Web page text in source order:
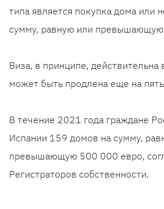
типа является покупка дома или
сумму, равную или
Виза, в принципе, действительна
может быть продлена еще на
В течение 2021 года граждане
Испании 159 домов на сумму,
превышающую 500 000 евро,
Регистраторов собственности.